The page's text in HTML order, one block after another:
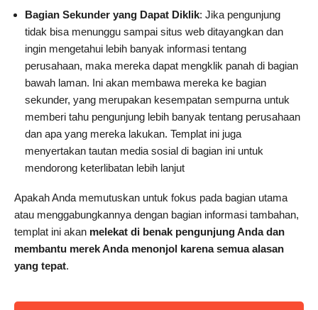
Bagian Sekunder yang Dapat Diklik: Jika pengunjung
tidak bisa menunggu sampai situs web ditayangkan dan
ingin mengetahui lebih banyak informasi tentang
perusahaan, maka mereka dapat mengklik panah di bagian
bawah laman. Ini akan membawa mereka ke bagian
sekunder, yang merupakan kesempatan sempurna untuk
memberi tahu pengunjung lebih banyak tentang perusahaan
dan apa yang mereka lakukan. Templat ini juga
menyertakan tautan media sosial di bagian ini untuk
mendorong keterlibatan lebih lanjut
Apakah Anda memutuskan untuk fokus pada bagian utama
atau menggabungkannya dengan bagian informasi tambahan,
templat ini akan melekat di benak pengunjung Anda dan
membantu merek Anda menonjol karena semua alasan
yang tepat.